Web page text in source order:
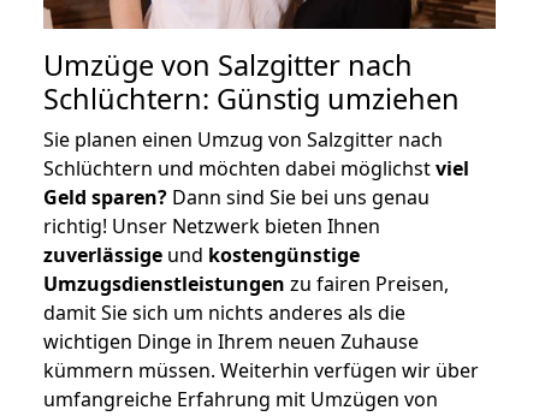
Umzüge von Salzgitter nach
Schlüchtern: Günstig umziehen
Sie planen einen Umzug von Salzgitter nach
Schlüchtern und möchten dabei möglichstviel
Geld sparen? Dann sind Sie bei uns genau
richtig! Unser Netzwerk bieten Ihnen
zuverlässige und kostengünstige
Umzugsdienstleistungen zu fairen Preisen,
damit Sie sich um nichts anderes als die
wichtigen Dinge in Ihrem neuen Zuhause
kümmern müssen. Weiterhin verfügen wir über
umfangreiche Erfahrung mit Umzügen von